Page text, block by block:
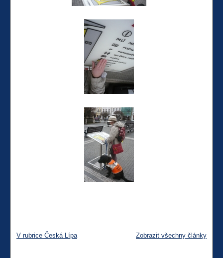
V rubrice Česká Lípa Zobrazit všechny články